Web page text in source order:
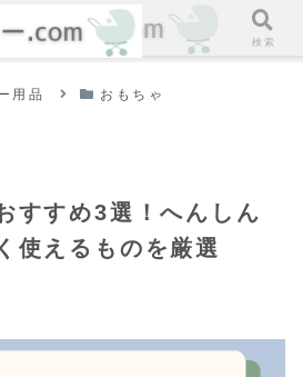
用品 おもちゃ
すすめ3選！へんしん
使えるものを厳選
検索